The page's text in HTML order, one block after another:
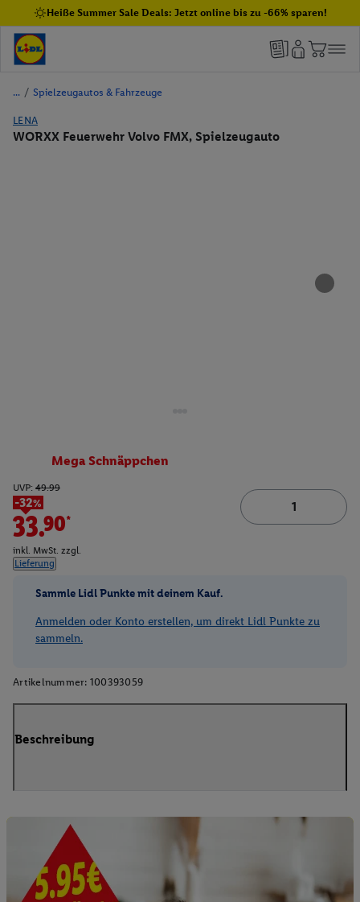
Heiße Summer Sale Deals: Jetzt online bis zu -66% sparen!
/ Spielzeugautos & Fahrzeuge
LENA
WORXX Feuerwehr Volvo FMX, Spielzeugauto
Mega Schnäppchen
UVP: 49.99
-32%
33.90*
inkl. MwSt. zzgl.
Lieferung
Sammle Lidl Punkte mit deinem Kauf.
Anmelden oder Konto erstellen, um direkt Lidl Punkte zu
sammeln.
Artikelnummer: 100393059
Beschreibung